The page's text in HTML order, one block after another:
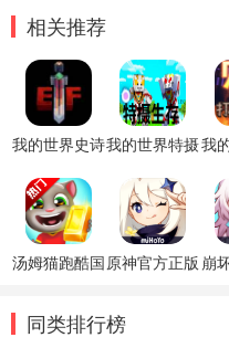
相关推荐
我的世界史诗我的世界特摄
汪整合版
我
汤姆猫跑酷国 原神官方正版 崩
同类排行榜